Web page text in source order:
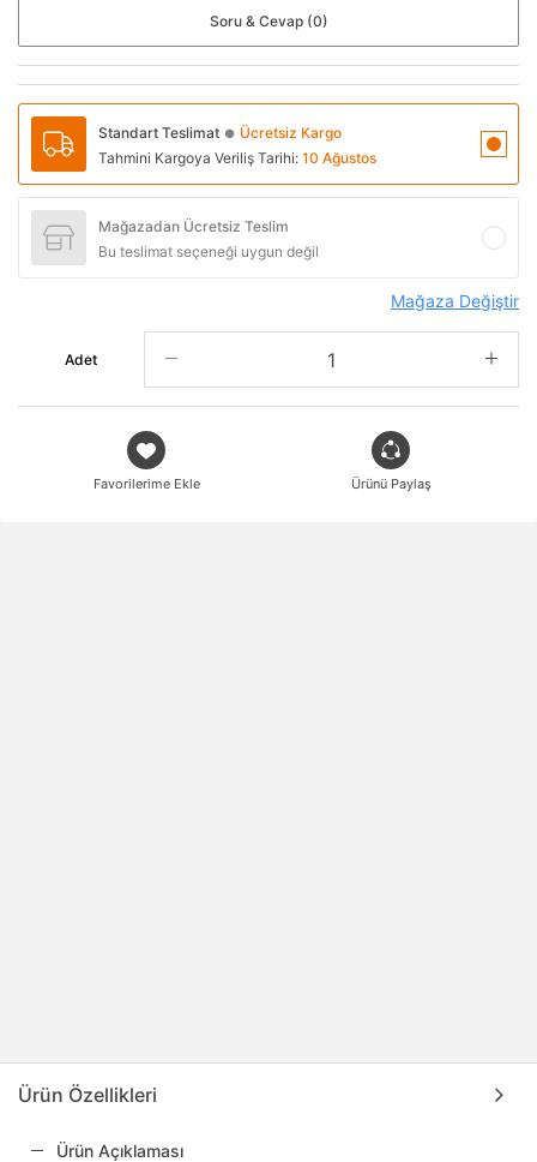
Soru & Cevap (0)
Standart Teslimat ● Ücretsiz Kargo
Tahmini Kargoya Veriliş Tarihi: 10 Ağustos
Mağazadan Ücretsiz Teslim
Bu teslimat seçeneği uygun değil
Mağaza Değiştir
Adet
Favorilerime Ekle Ürünü Paylaş
Ürün Özellikleri
Ürün Açıklaması